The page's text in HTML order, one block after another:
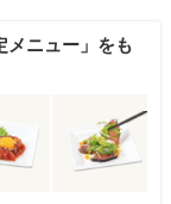
メニュー」をも